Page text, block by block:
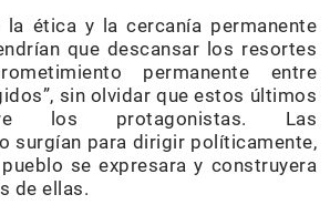
la ética y la cercanía permanente
que descansar los resortes
permanente entre
sin olvidar que estos últimos
los protagonistas. Las
surgían para dirigir políticamente,
se expresara y construyera
de ellas.